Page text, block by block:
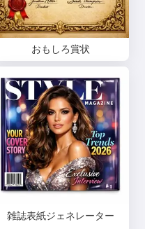
おもしろ賞状
雑誌表紙ジェネレーター